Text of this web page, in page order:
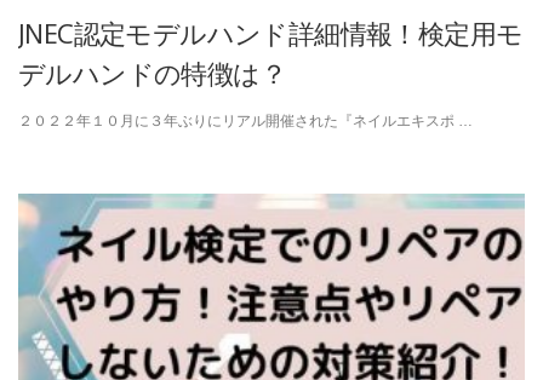
JNEC認定モデルハンド詳細情報！検定用モ
デルハンドの特徴は？
２０２２年１０月に３年ぶりにリアル開催された『ネイルエキスポ …